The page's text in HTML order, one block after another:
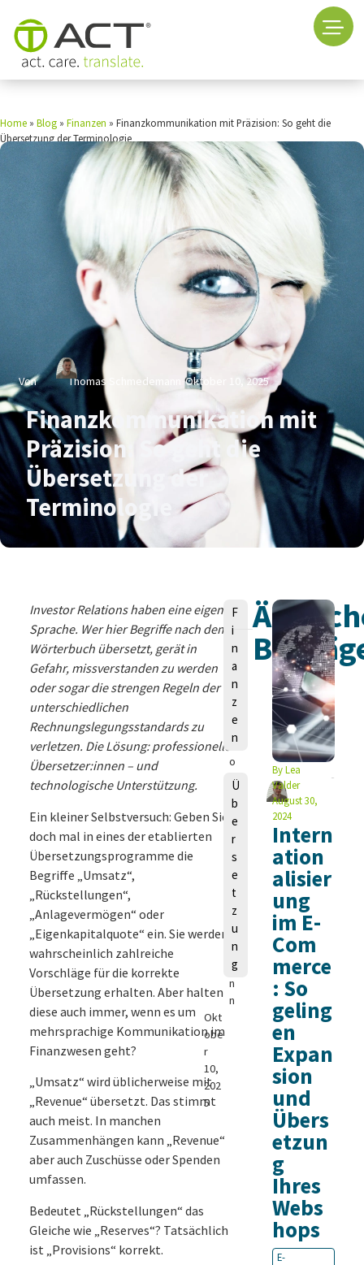
Home » Blog » Finanzen » Finanzkommunikation mit Präzision: So geht die
Übersetzung der Terminologie
VonThomas Schmedemann Oktober 10, 2025
Finanzkommunikation mit
Präzision: So geht die
Übersetzung der
Terminologie
Investor Relations haben eine eigene
Sprache. Wer hier Begriffe nach dem
Wörterbuch übersetzt, gerät in
Gefahr, missverstanden zu werden
oder sogar die strengen Regeln der
unterschiedlichen
Rechnungslegungsstandards zu
verletzen. Die Lösung: professionelle
Übersetzer:innen – und
technologische Unterstützung.
Ein kleiner Selbstversuch: Geben Sie
doch mal in eines der etablierten
Übersetzungsprogramme die
Begriffe „Umsatz“,
„Rückstellungen“,
„Anlagevermögen“ oder
„Eigenkapitalquote“ ein. Sie werden
wahrscheinlich zahlreiche
Vorschläge für die korrekte
Übersetzung erhalten. Aber halten
diese auch immer, wenn es um
mehrsprachige Kommunikation im
Finanzwesen geht?
„Umsatz“ wird üblicherweise mit
„Revenue“ übersetzt. Das stimmt
auch meist. In manchen
Zusammenhängen kann „Revenue“
aber auch Zuschüsse oder Spenden
umfassen.
Bedeutet „Rückstellungen“ das
Gleiche wie „Reserves“? Tatsächlich
ist „Provisions“ korrekt.
V
o
T
h
o
m
a
S
c
h
m
e
d
e
m
a
n
n
Okt
obe
r
10,
202
5
F
i
n
a
n
z
e
n
Ü
b
e
r
s
e
t
z
u
n
g
ByLea
Valder
August 30,
2024
Intern
ation
alisier
ung
im E-
Com
merce
: So
geling
en
Expan
sion
und
Übers
etzun
g
Ihres
Webs
hops
E-